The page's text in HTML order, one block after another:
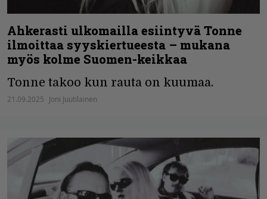
Ahkerasti ulkomailla esiintyvä Tonne
ilmoittaa syyskiertueesta – mukana
myös kolme Suomen-keikkaa
Tonne takoo kun rauta on kuumaa.
21.09.2025 Joni Juutilainen